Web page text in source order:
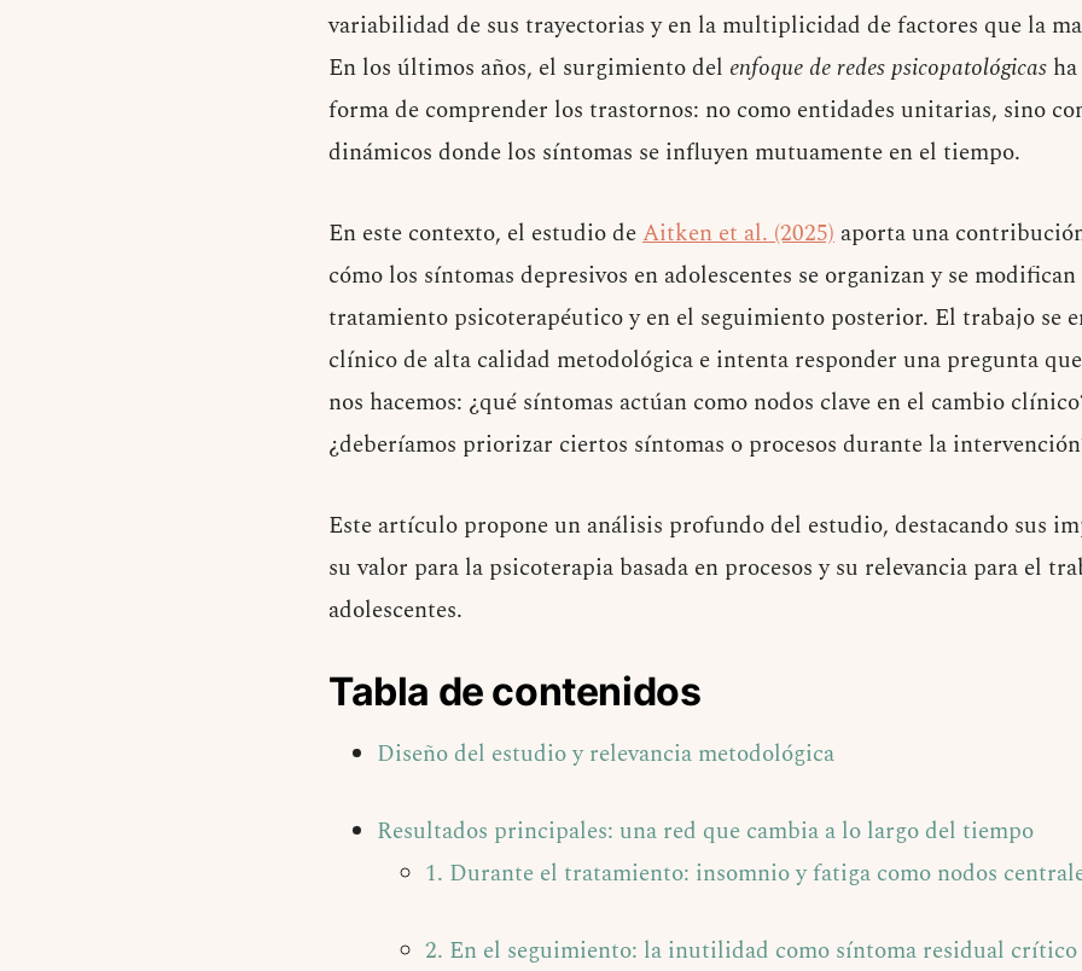
variabilidad de sus trayectorias y en la multiplicidad de factores que la
En los últimos años, el surgimiento del enfoque de redes psicopatológicas
forma de comprender los trastornos: no como entidades unitarias, sino
dinámicos donde los síntomas se influyen mutuamente en el tiempo.
En este contexto, el estudio deAitken et al. (2025) aporta una
cómo los síntomas depresivos en adolescentes se organizan y se
tratamiento psicoterapéutico y en el seguimiento posterior. El trabajo se
clínico de alta calidad metodológica e intenta responder una pregunta
nos hacemos: ¿qué síntomas actúan como nodos clave en el cambio
¿deberíamos priorizar ciertos síntomas o procesos durante la
Este artículo propone un análisis profundo del estudio, destacando sus
su valor para la psicoterapia basada en procesos y su relevancia para el
adolescentes.
Tabla de contenidos
Diseño del estudio y relevancia metodológica
Resultados principales: una red que cambia a lo largo del tiempo
1. Durante el tratamiento: insomnio y fatiga como nodos
2. En el seguimiento: la inutilidad como síntoma residual crítico